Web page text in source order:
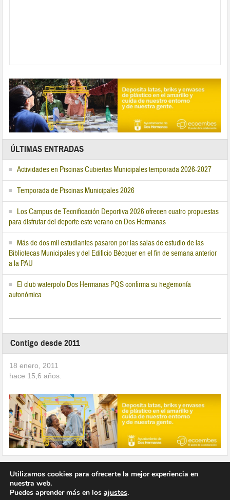
ÚLTIMAS ENTRADAS
Actividades en Piscinas Cubiertas Municipales temporada 2026-2027
Temporada de Piscinas Municipales 2026
Los Campus de Tecnificación Deportiva 2026 ofrecen cuatro propuestas
para disfrutar del deporte este verano en Dos Hermanas
Más de dos mil estudiantes pasaron por las salas de estudio de las
Bibliotecas Municipales y del Edificio Bécquer en el fin de semana anterior
a la PAU
El club waterpolo Dos Hermanas PQS confirma su hegemonía
autonómica
Contigo desde 2011
18 enero, 2011
hace 15,6 años.
Utilizamos cookies para ofrecerte la mejor experiencia en
nuestra web.
Puedes aprender más en los ajustes.